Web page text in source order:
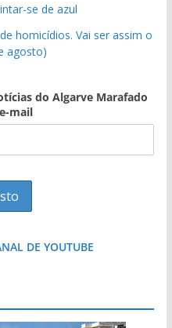
se de azul
homicídios. Vai ser assim o
agosto)
do Algarve Marafado
mail
DE YOUTUBE